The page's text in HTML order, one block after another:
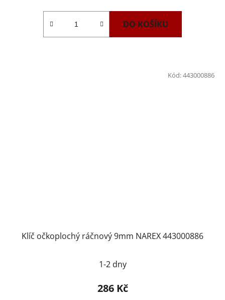
DO KOŠÍKU
Klíč očkoplochý ráčnový 9mm NAREX 443000886
1-2 dny
286 Kč
Kód:443000886